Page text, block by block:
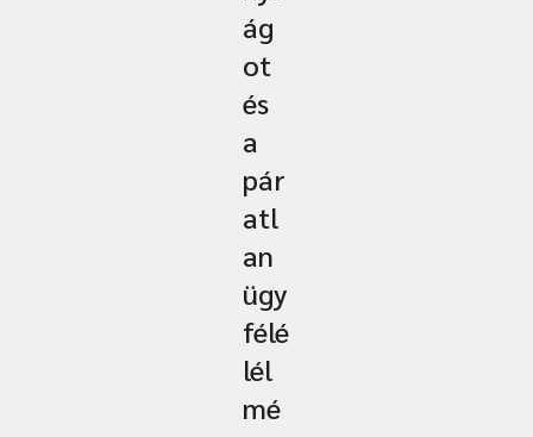
ág
ot
és
a
pár
atl
an
ügy
félé
lél
mé